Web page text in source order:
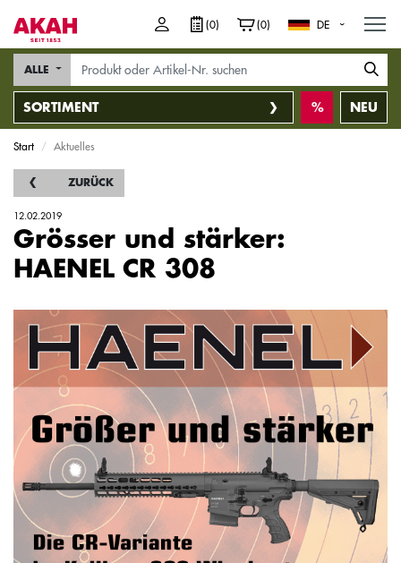
(0) (0) DE
SORTIMENT
ALLE
NEU
Start Aktuelles
ZURÜCK
12.02.2019
Grösser und stärker:
HAENEL CR 308